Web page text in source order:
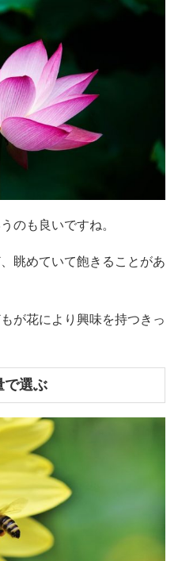
のも良いですね。
眺めていて飽きることがあ
が花により興味を持つきっ
で選ぶ